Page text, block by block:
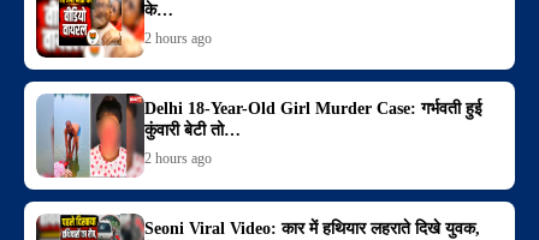
के…
2 hours ago
Delhi 18-Year-Old Girl Murder Case: गर्भवती हुई
कुंवारी बेटी तो…
2 hours ago
Seoni Viral Video: कार में हथियार लहराते दिखे युवक,